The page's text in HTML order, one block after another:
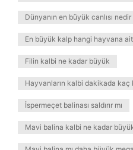
Dünyanın en büyük canlısı nedir
En büyük kalp hangi hayvana ait
Filin kalbi ne kadar büyük
Hayvanların kalbi dakikada kaç
İspermeçet balinası saldırır mı
Mavi balina kalbi ne kadar